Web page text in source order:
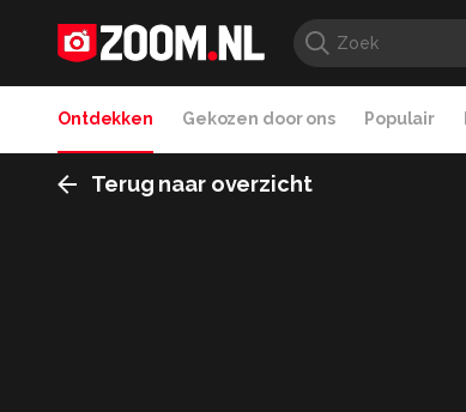
Ontdekken Gekozen door ons Populair
Terug naar overzicht